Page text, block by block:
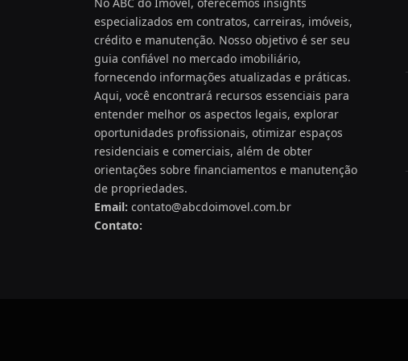
especializados em contratos, carreiras, imóveis,
crédito e manutenção. Nosso objetivo é ser seu
guia confiável no mercado imobiliário,
fornecendo informações atualizadas e práticas.
Aqui, você encontrará recursos essenciais para
entender melhor os aspectos legais, explorar
oportunidades profissionais, otimizar espaços
residenciais e comerciais, além de obter
orientações sobre financiamentos e manutenção
de propriedades.
Email: contato@abcdoimovel.com.br
Contato: